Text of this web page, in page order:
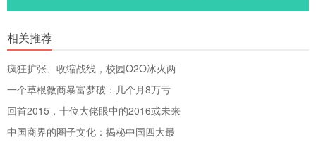
相关推荐
疯狂扩张、收缩战线，校园O2O冰火两
一个草根微商暴富梦破：几个月8万亏
回首2015，十位大佬眼中的2016或未来
中国商界的圈子文化：揭秘中国四大最